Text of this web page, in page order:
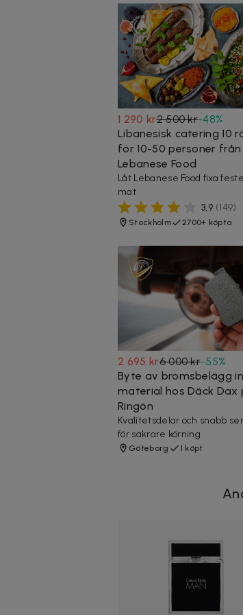
1 290 kr2 500 kr-48%
Libanesisk catering 10
för 10-50 personer från
Lebanese Food
Låt Lebanese Food fixa
mat
3,9 (149)
Stockholm 2700+ köpta
2 695 kr6 000 kr-55%
Byte av bromsbelägg
material hos Däck Dax
Ringön
Kvalitetsdelar och snabb
för säkrare körning
Göteborg 1 köpt